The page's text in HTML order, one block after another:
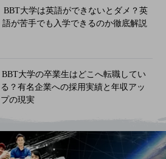
BBT大学は英語ができないとダメ？英
語が苦手でも入学できるのか徹底解説
BBT大学の卒業生はどこへ転職してい
る？有名企業への採用実績と年収アッ
プの現実